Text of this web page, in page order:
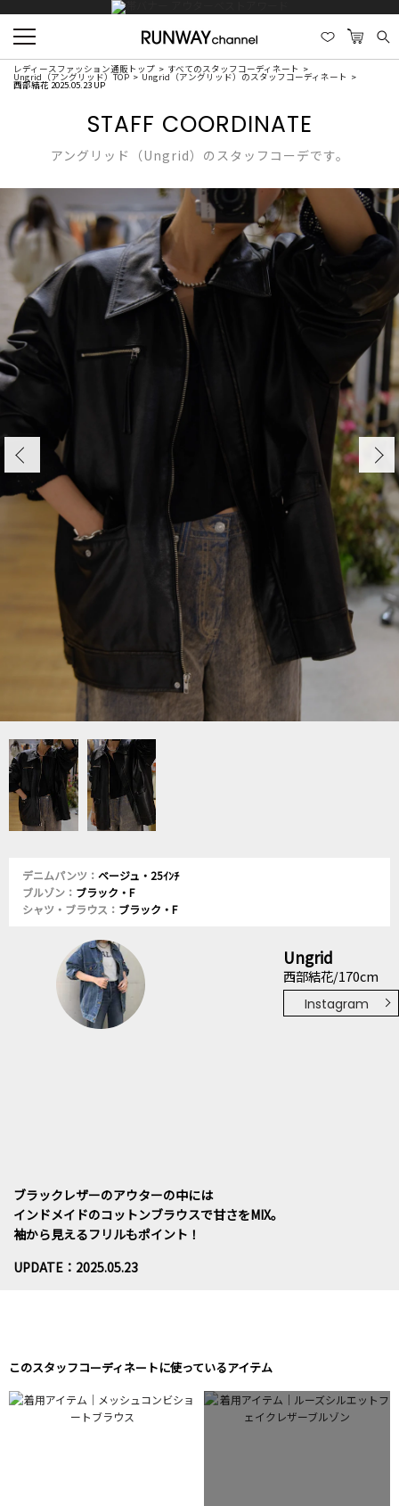
レディースファッション通販トップ すべてのスタッフコーディネート
Ungrid（アングリッド）TOP Ungrid（アングリッド）のスタッフコーディネート
西部結花 2025.05.23 UP
STAFF COORDINATE
アングリッド（Ungrid）のスタッフコーデです。
デニムパンツ： ベージュ・25ｲﾝﾁ
ブルゾン： ブラック・F
シャツ・ブラウス： ブラック・F
Ungrid
西部結花/170cm
Instagram
ブラックレザーのアウターの中には
インドメイドのコットンブラウスで甘さをMIX。
袖から見えるフリルもポイント！
UPDATE：2025.05.23
このスタッフコーディネートに使っているアイテム